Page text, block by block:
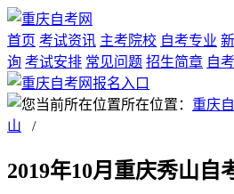
首页 考试资讯 主考院校 自考专业
询 考试安排 常见问题 招生简章 自
所在位置： 重庆
山 /
2019年10月重庆秀山自